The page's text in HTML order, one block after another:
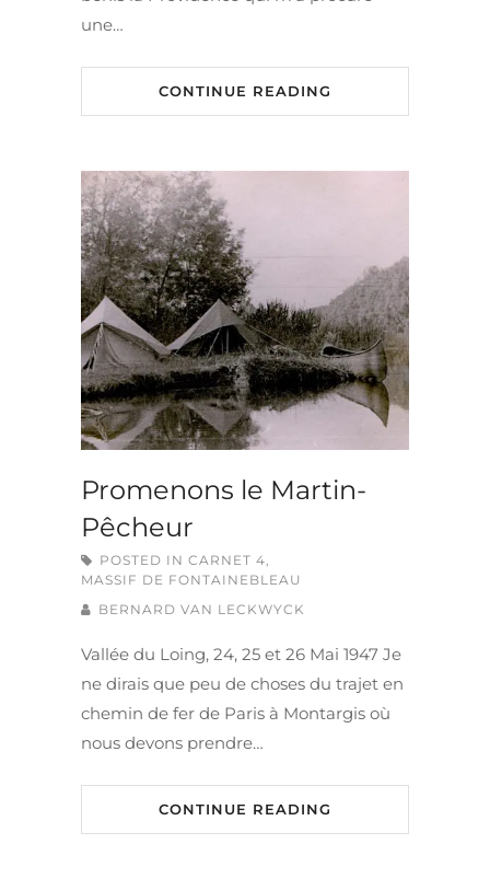
une…
CONTINUE READING
Promenons le Martin-
Pêcheur
POSTED IN CARNET 4,
MASSIF DE FONTAINEBLEAU
BERNARD VAN LECKWYCK
Vallée du Loing, 24, 25 et 26 Mai 1947 Je
ne dirais que peu de choses du trajet en
chemin de fer de Paris à Montargis où
nous devons prendre…
CONTINUE READING